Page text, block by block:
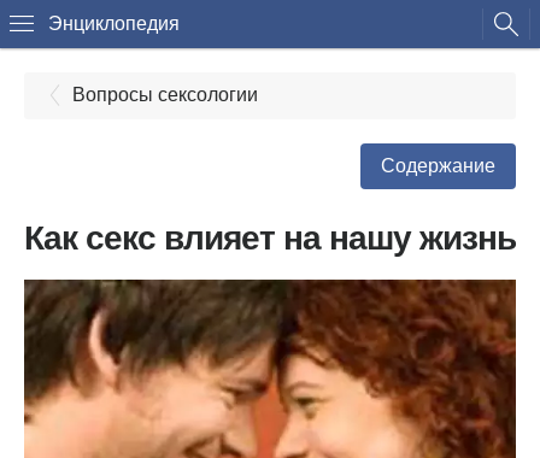
Энциклопедия
Вопросы сексологии
Содержание
Как секс влияет на нашу жизнь